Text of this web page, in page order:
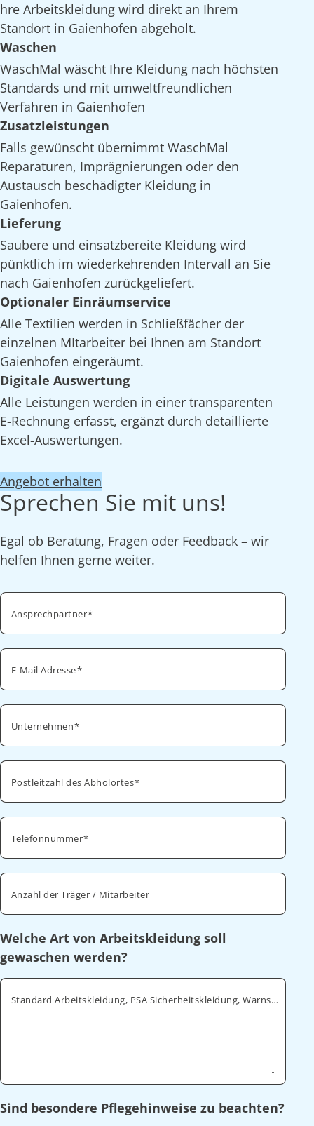
hre Arbeitskleidung wird direkt an Ihrem
Standort in Gaienhofen abgeholt.
Waschen
WaschMal wäscht Ihre Kleidung nach höchsten
Standards und mit umweltfreundlichen
Verfahren in Gaienhofen
Zusatzleistungen
Falls gewünscht übernimmt WaschMal
Reparaturen, Imprägnierungen oder den
Austausch beschädigter Kleidung in
Gaienhofen.
Lieferung
Saubere und einsatzbereite Kleidung wird
pünktlich im wiederkehrenden Intervall an Sie
nach Gaienhofen zurückgeliefert.
Optionaler Einräumservice
Alle Textilien werden in Schließfächer der
einzelnen MItarbeiter bei Ihnen am Standort
Gaienhofen eingeräumt.
Digitale Auswertung
Alle Leistungen werden in einer transparenten
E-Rechnung erfasst, ergänzt durch detaillierte
Excel-Auswertungen.
Angebot erhalten
Sprechen Sie mit uns!
Egal ob Beratung, Fragen oder Feedback – wir
helfen Ihnen gerne weiter.
Ansprechpartner
E-Mail Adresse
Unternehmen
Postleitzahl des Abholortes
Telefonnummer
Anzahl der Träger / Mitarbeiter
Welche Art von Arbeitskleidung soll
gewaschen werden?
Standard Arbeitskleidung, PSA Sicherheitskleidung, Warnschutz, ESD
Sind besondere Pflegehinweise zu beachten?